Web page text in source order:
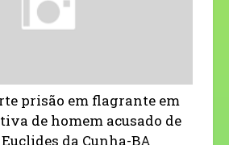
prisão em flagrante em
de homem acusado de
da Cunha-BA